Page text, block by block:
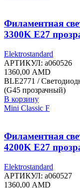
Филаментная
3300K E27
Elektrostandard
АРТИКУЛ: a060526
1360,00 AMD
BLE2771 /
(G45 прозрачный)
В корзину
Mini Classic F
Филаментная
4200K E27
Elektrostandard
АРТИКУЛ: a060527
1360,00 AMD